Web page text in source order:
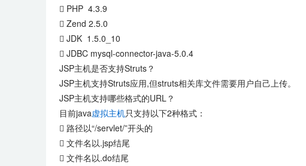
 PHP 4.3.9
 Zend 2.5.0
 JDK 1.5.0_10
 JDBC mysql-connector-java-5.0.4
JSP主机是否支持Struts？
JSP主机支持Struts应用,但struts相关库文件需要用户自己上传。
JSP主机支持哪些格式的URL？
目前java虚拟主机只支持以下2种格式：
 路径以“/servlet/”开头的
 文件名以.jsp结尾
 文件名以.do结尾